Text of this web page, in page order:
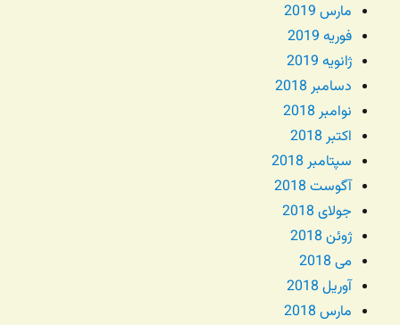
مارس 2019
فوریه 2019
ژانویه 2019
دسامبر 2018
نوامبر 2018
اکتبر 2018
سپتامبر 2018
آگوست 2018
جولای 2018
ژوئن 2018
می 2018
آوریل 2018
مارس 2018